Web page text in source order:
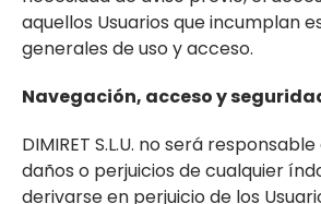
aquellos Usuarios que incumplan
generales de uso y acceso.
Navegación, acceso y
DIMIRET S.L.U. no será
daños o perjuicios de cualquier
derivarse en perjuicio de los